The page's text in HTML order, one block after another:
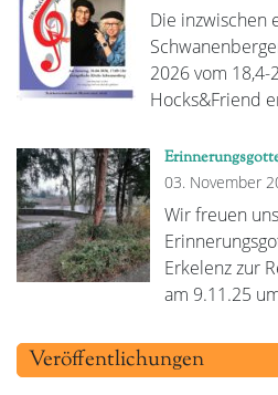
Die inzwischen
2026 vom 18,4-
Hocks&Friend
03. November
Wir freuen
Erkelenz zur
am 9.11.25
Veröffentlichungen